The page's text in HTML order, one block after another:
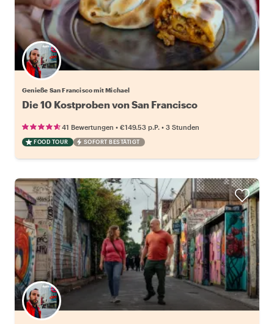
Genieße San Francisco mit Michael
Die 10 Kostproben von San Francisco
41 Bewertungen • €149.53 p.P. • 3 Stunden
FOOD TOUR SOFORT BESTÄTIGT